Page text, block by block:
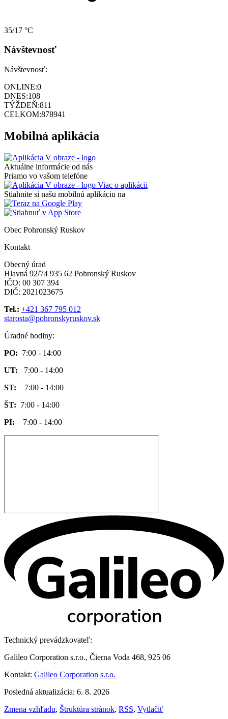
35/17 °C
Návštevnosť
Návštevnosť:
ONLINE:0
DNES:108
TÝŽDEŇ:811
CELKOM:878941
Mobilná aplikácia
Aktuálne informácie od nás
Priamo vo vašom telefóne
Viac o aplikácii
Stiahnite si našu mobilnú aplikáciu na
Obec Pohronský Ruskov
Kontakt
Obecný úrad
Hlavná 92/74 935 62 Pohronský Ruskov
IČO: 00 307 394
DIČ: 2021023675
Tel.: +421 367 795 012
starosta@pohronskyruskov.sk
Úradné hodiny:
PO: 7:00 - 14:00
UT:
7:00 - 14:00
ST:
7:00 - 14:00
ŠT: 7:00 - 14:00
PI: 7:00 - 14:00
Technický prevádzkovateľ:
Galileo Corporation s.r.o., Čierna Voda 468, 925 06
Kontakt: Galileo Corporation s.r.o.
Posledná aktualizácia: 6. 8. 2026
Zmena vzhľadu, Štruktúra stránok, RSS, Vytlačiť